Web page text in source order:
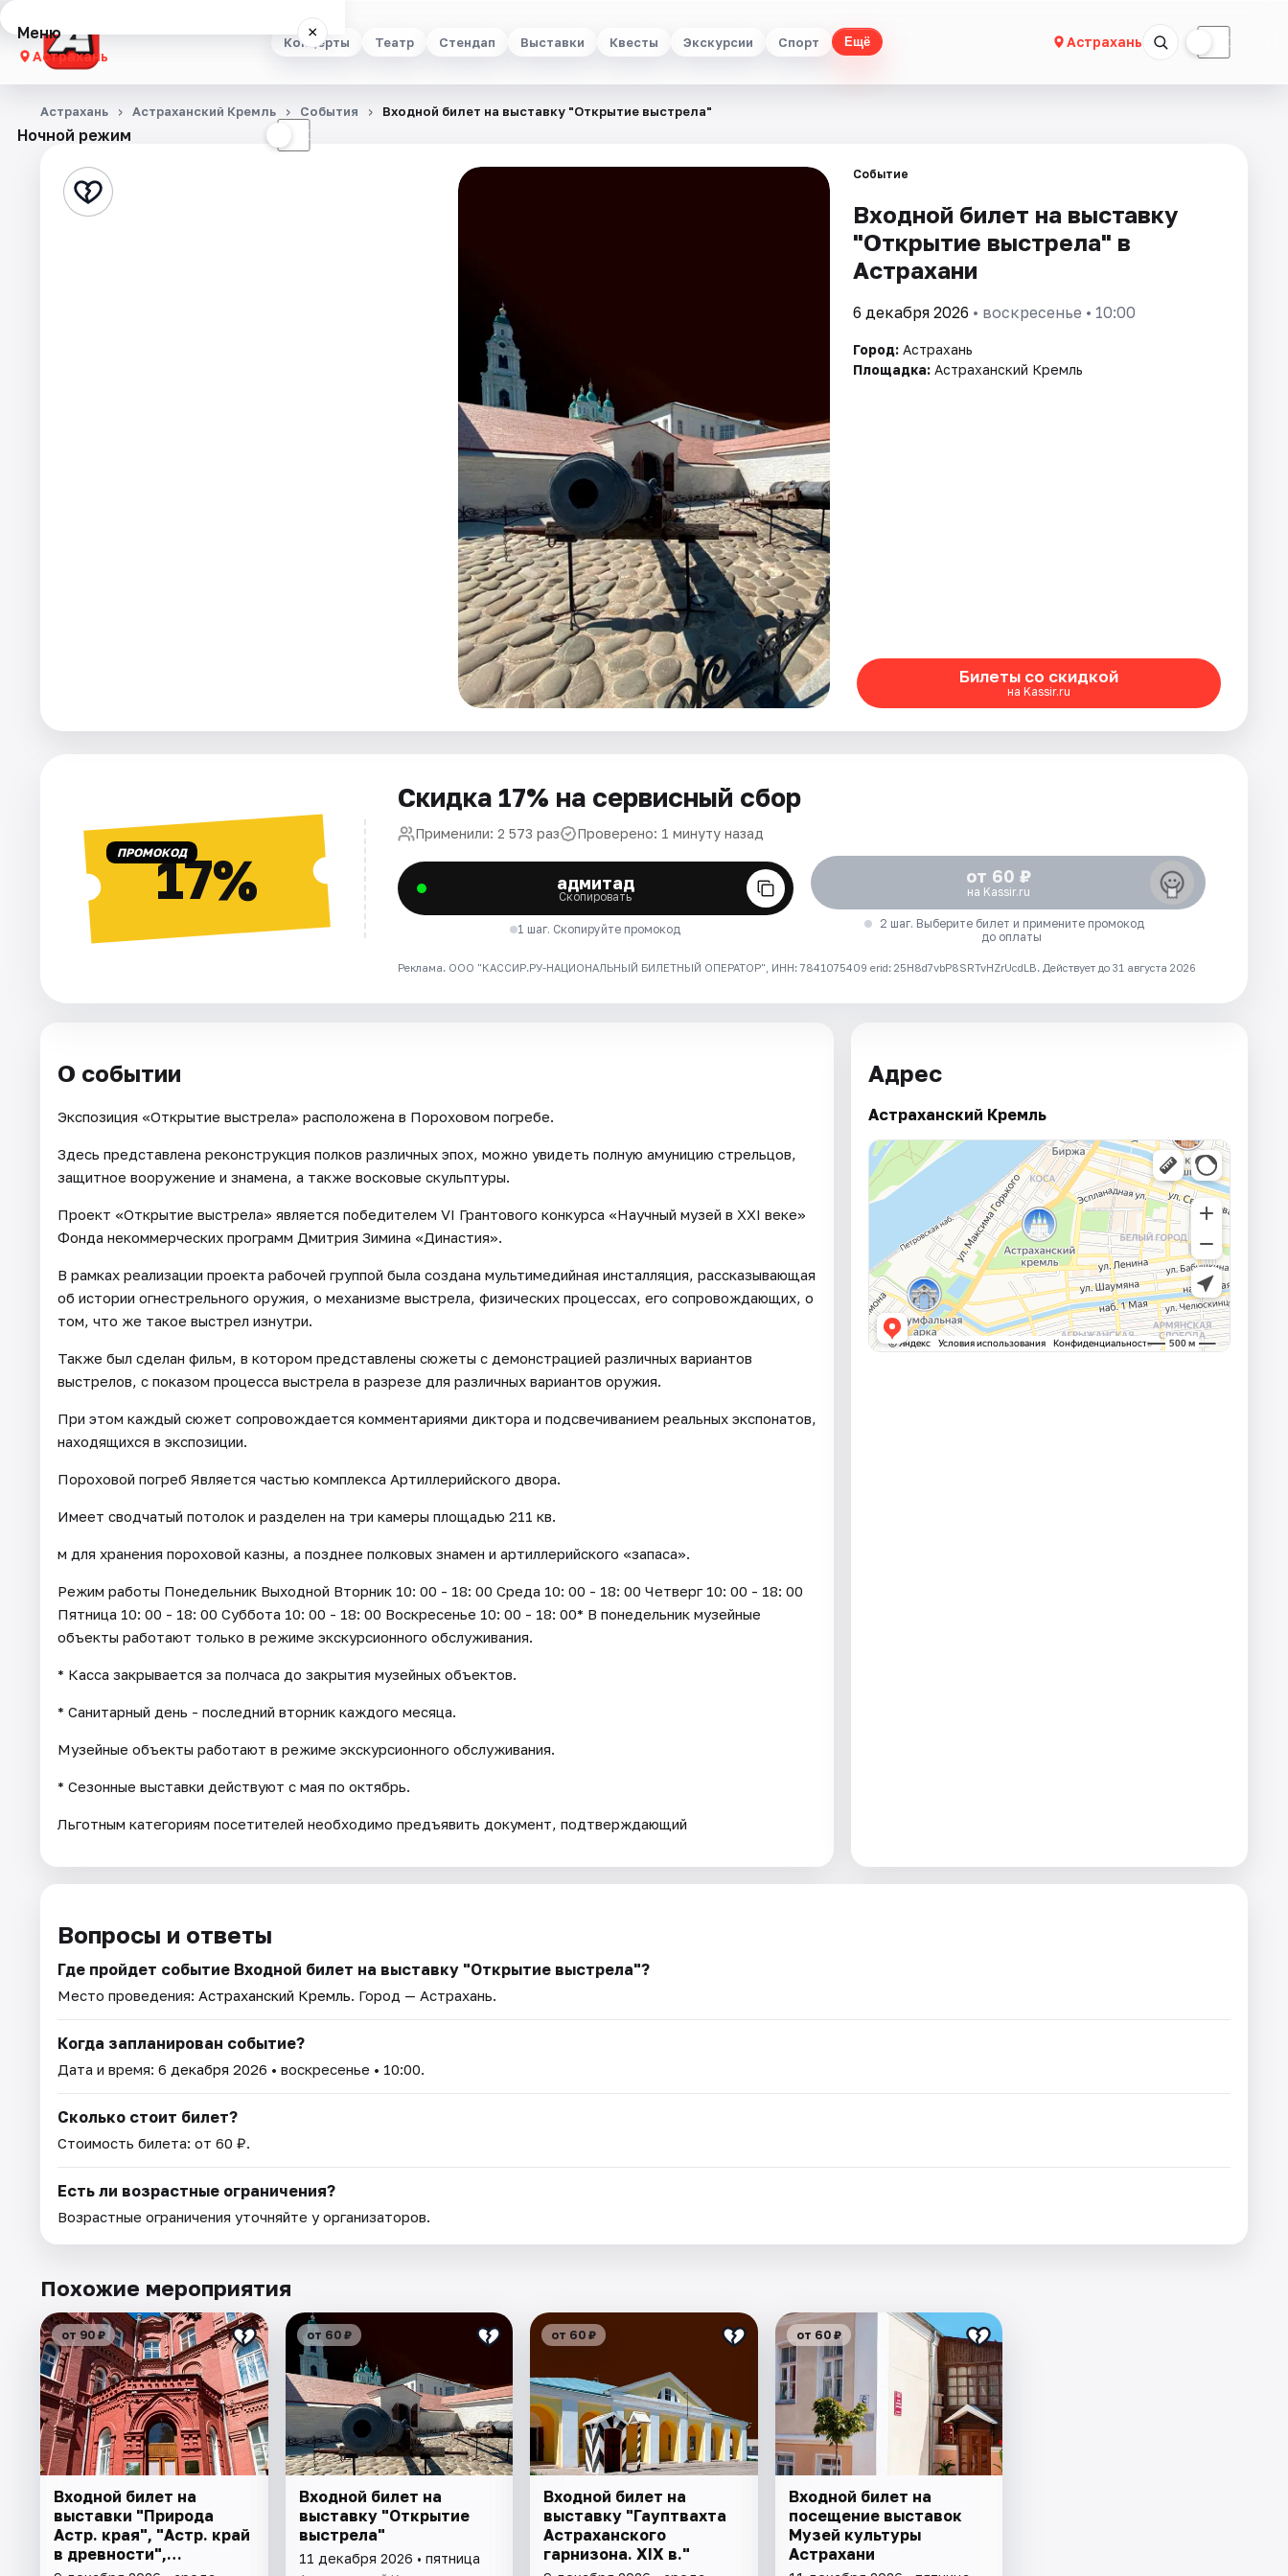
Концерты Театр Стендап Выставки Квесты Экскурсии Спорт Ещё Астрахань ☾
Меню ×
Астрахань
Концерты
Стендап
Ночной режим ☾
Астрахань Астраханский Кремль События Входной билет на выставку "Открытие выстрела"
Событие
Входной билет на выставку
"Открытие выстрела" в
Астрахани
6 декабря 2026 • воскресенье • 10:00
Город: Астрахань
Площадка: Астраханский Кремль
Билеты со скидкой
на Kassir.ru
ПРОМОКОД17%
Скидка 17% на сервисный сбор
Применили: 2 573 раз Проверено: 1 минуту назад
адмитад
Скопировать
1 шаг. Скопируйте промокод
от 60 ₽
на Kassir.ru
2 шаг. Выберите билет и примените промокод
до оплаты
Реклама. ООО "КАССИР.РУ-НАЦИОНАЛЬНЫЙ БИЛЕТНЫЙ ОПЕРАТОР", ИНН: 7841075409 erid: 25H8d7vbP8SRTvHZrUcdLB. Действует до 31 августа 2026
О событии
Экспозиция «Открытие выстрела» расположена в Пороховом погребе.
Здесь представлена реконструкция полков различных эпох, можно увидеть полную амуницию стрельцов,
защитное вооружение и знамена, а также восковые скульптуры.
Проект «Открытие выстрела» является победителем VI Грантового конкурса «Научный музей в XXI веке»
Фонда некоммерческих программ Дмитрия Зимина «Династия».
В рамках реализации проекта рабочей группой была создана мультимедийная инсталляция, рассказывающая
об истории огнестрельного оружия, о механизме выстрела, физических процессах, его сопровождающих, о
том, что же такое выстрел изнутри.
Также был сделан фильм, в котором представлены сюжеты с демонстрацией различных вариантов
выстрелов, с показом процесса выстрела в разрезе для различных вариантов оружия.
При этом каждый сюжет сопровождается комментариями диктора и подсвечиванием реальных экспонатов,
находящихся в экспозиции.
Пороховой погреб Является частью комплекса Артиллерийского двора.
Имеет сводчатый потолок и разделен на три камеры площадью 211 кв.
м для хранения пороховой казны, а позднее полковых знамен и артиллерийского «запаса».
Режим работы Понедельник Выходной Вторник 10: 00 - 18: 00 Среда 10: 00 - 18: 00 Четверг 10: 00 - 18: 00
Пятница 10: 00 - 18: 00 Суббота 10: 00 - 18: 00 Воскресенье 10: 00 - 18: 00* В понедельник музейные
объекты работают только в режиме экскурсионного обслуживания.
* Касса закрывается за полчаса до закрытия музейных объектов.
* Санитарный день - последний вторник каждого месяца.
Музейные объекты работают в режиме экскурсионного обслуживания.
* Cезонные выставки действуют с мая по октябрь.
Льготным категориям посетителей необходимо предъявить документ, подтверждающий
Адрес
Астраханский Кремль
Вопросы и ответы
Где пройдет событие Входной билет на выставку "Открытие выстрела"?
Место проведения: Астраханский Кремль. Город — Астрахань.
Когда запланирован событие?
Дата и время: 6 декабря 2026 • воскресенье • 10:00.
Сколько стоит билет?
Стоимость билета: от 60 ₽.
Есть ли возрастные ограничения?
Возрастные ограничения уточняйте у организаторов.
Похожие мероприятия
от 90 ₽
Входной билет на
выставки "Природа
Астр. края", "Астр. край
в древности",
от 60 ₽
Входной билет на
выставку "Открытие
выстрела"
11 декабря 2026 • пятница
от 60 ₽
Входной билет на
выставку "Гауптвахта
Астраханского
гарнизона. XIX в."
от 60 ₽
Входной билет на
посещение выставок
Музей культуры
Астрахани